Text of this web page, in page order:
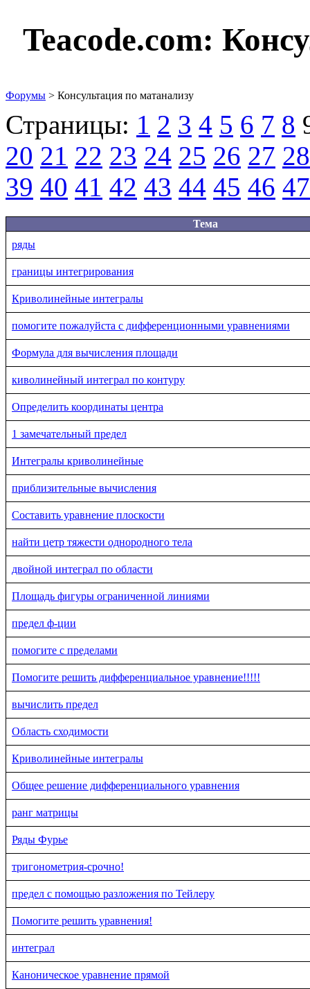
Teacode.com:
Форумы > Консультация по матанализу
Страницы: 1 2 3 4 5 6 7 8
20 21 22 23 24 25 26 27 28
39 40 41 42 43 44 45 46 47
Тема
ряды
границы интегрирования
Криволинейные интегралы
помогите пожалуйста с дифференционными уравнениями
Формула для вычисления площади
киволинейный интеграл по контуру
Определить координаты центра
1 замечательный предел
Интегралы криволинейные
приблизительные вычисления
Составить уравнение плоскости
найти цетр тяжести однородного тела
двойной интеграл по области
Площадь фигуры ограниченной линиями
предел ф-ции
помогите с пределами
Помогите решить дифференциальное уравнение!!!!!
вычислить предел
Область сходимости
Криволинейные интегралы
Общее решение дифференциального уравнения
ранг матрицы
Ряды Фурье
тригонометрия-срочно!
предел с помощью разложения по Тейлеру
Пoмогите решить уравнения!
интеграл
Каноническое уравнение прямой